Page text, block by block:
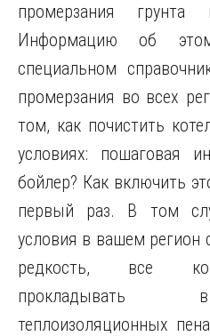
промерзания
Информацию об
специальном
промерзания во всех
том, как почистить
условиях: пошаговая
бойлер? Как включить
первый раз. В том
условия в вашем
редкость, все
прокладывать
теплоизоляционных